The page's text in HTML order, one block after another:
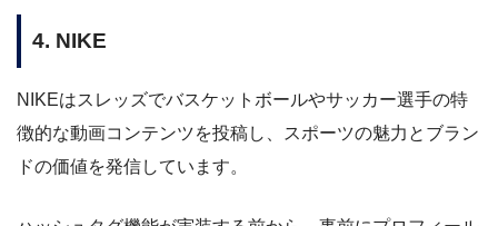
4. NIKE
NIKEはスレッズでバスケットボールやサッカー選手の特
徴的な動画コンテンツを投稿し、スポーツの魅力とブラン
ドの価値を発信しています。